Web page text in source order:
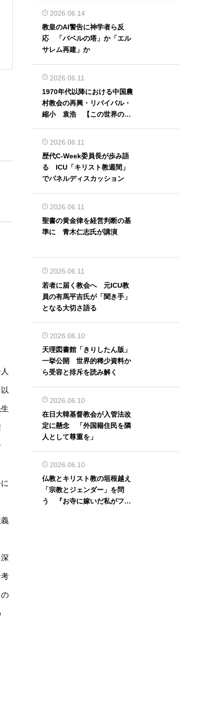
2026.06.14
教皇のAI警告に神学者ら反
応 「バベルの塔」か「エル
サレム再建」か
2026.06.11
1970年代以降における中国農
村教会の再興・リバイバル・
縮小 袁浩 【この世界の片
2026.06.11
歴代C-Week委員長が歩み語
る ICU「キリスト教週間」
でパネルディスカッション
2026.06.11
聖書の黄金律を経営判断の基
準に 青木仁志氏が講演
2026.06.11
若者に届く教会へ 元ICU教
員の有馬平吉氏が「聞き手」
となる大切さ語る
2026.06.10
天理図書館「きりしたん版」
一挙公開 世界的稀少資料か
ら受容と排斥を読み解く
2026.06.10
在日大韓基督教会が入管法改
定に懸念 「外国籍住民を隣
人として尊重を」
2026.06.10
仏教とキリスト教の垣根越え
「宗教とジェンダー」を問
う 『お寺に嫁いだ私がフェ